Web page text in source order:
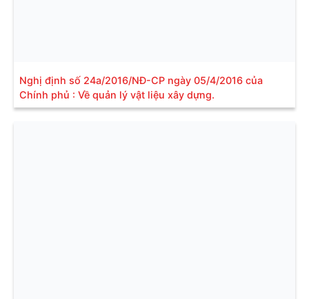
Nghị định số 24a/2016/NĐ-CP ngày 05/4/2016 của
Chính phủ : Về quản lý vật liệu xây dựng.